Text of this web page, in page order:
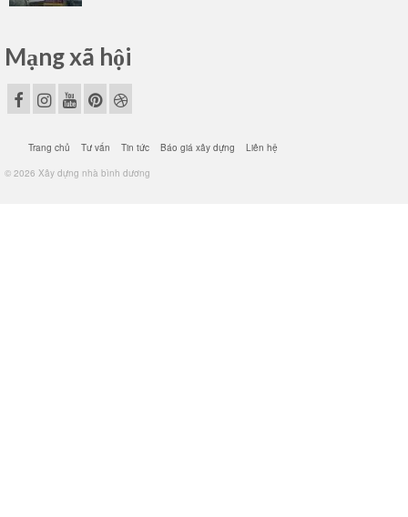
Mạng xã hội
Trang chủ Tư vấn Tin tức Báo giá xây dựng
Liên hệ
© 2026 Xây dựng nhà bình dương